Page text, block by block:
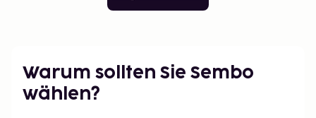
Warum sollten Sie Sembo
wählen?